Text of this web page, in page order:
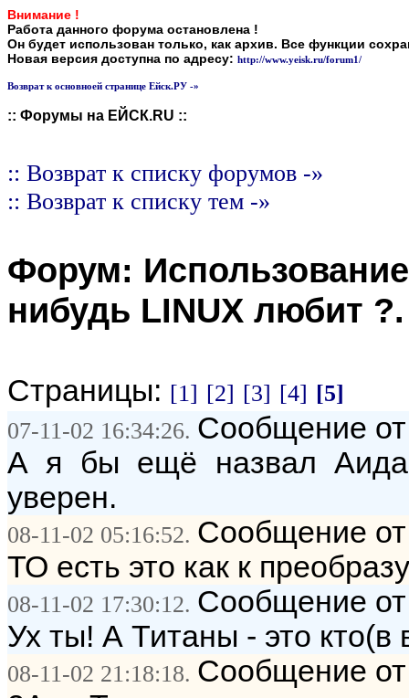
Внимание !
Работа данного форума остановлена !
Он будет использован только, как архив. Все функции
Новая версия доступна по адресу: http://www.yeisk.ru/forum1/
Возврат к основноей странице Ейск.РУ -»
:: Форумы на ЕЙСК.RU ::
:: Возврат к списку форумов -»
:: Возврат к списку тем -»
Форум:
нибудь LINUX любит ?
Страницы: [1] [2] [3] [4] [5]
07-11-02 16:34:26. Сообщение
А я бы ещё назвал
уверен.
08-11-02 05:16:52. Сообщение
ТО есть это как к
08-11-02 17:30:12. Сообщение
Ух ты! А Титаны - это
08-11-02 21:18:18. Сообщение